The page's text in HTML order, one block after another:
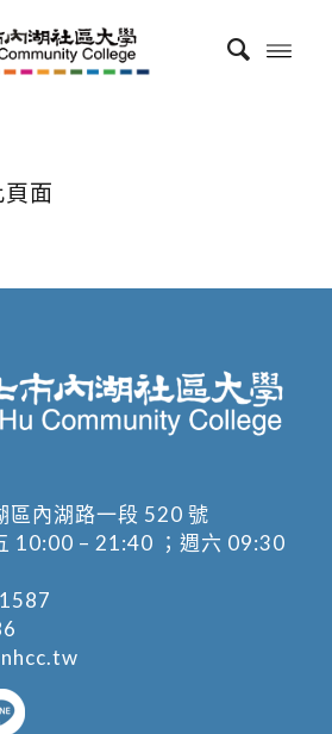
面
區內湖路一段 520 號
10:00 – 21:40 ；週六 09:30